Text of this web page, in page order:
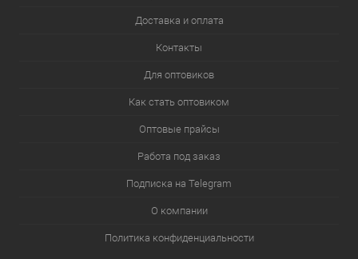
Доставка и оплата
Контакты
Для оптовиков
Как стать оптовиком
Оптовые прайсы
Работа под заказ
Подписка на Telegram
О компании
Политика конфиденциальности